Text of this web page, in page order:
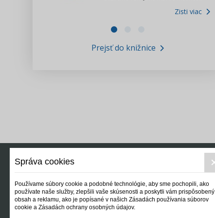
Informácie COVID19
Zisti viac
Prejsť do knižnice
Správa cookies
Používame súbory cookie a podobné technológie, aby sme pochopili, ako
používate naše služby, zlepšili vaše skúsenosti a poskytli vám prispôsobený
obsah a reklamu, ako je popísané v našich Zásadách používania súborov
cookie a Zásadách ochrany osobných údajov.